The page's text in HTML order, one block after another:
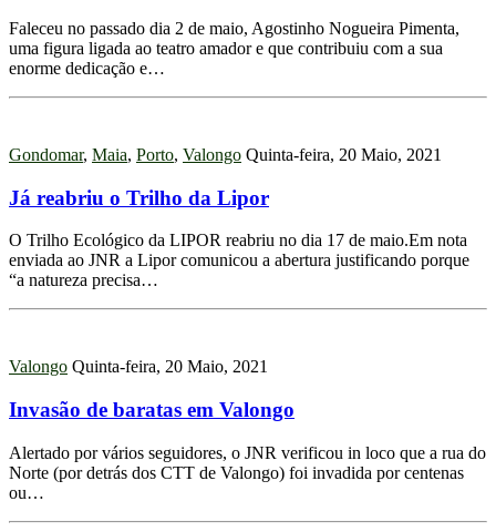
Faleceu no passado dia 2 de maio, Agostinho Nogueira Pimenta,
uma figura ligada ao teatro amador e que contribuiu com a sua
enorme dedicação e…
Gondomar, Maia, Porto, Valongo Quinta-feira, 20 Maio, 2021
Já reabriu o Trilho da Lipor
O Trilho Ecológico da LIPOR reabriu no dia 17 de maio.Em nota
enviada ao JNR a Lipor comunicou a abertura justificando porque
“a natureza precisa…
Valongo Quinta-feira, 20 Maio, 2021
Invasão de baratas em Valongo
Alertado por vários seguidores, o JNR verificou in loco que a rua do
Norte (por detrás dos CTT de Valongo) foi invadida por centenas
ou…